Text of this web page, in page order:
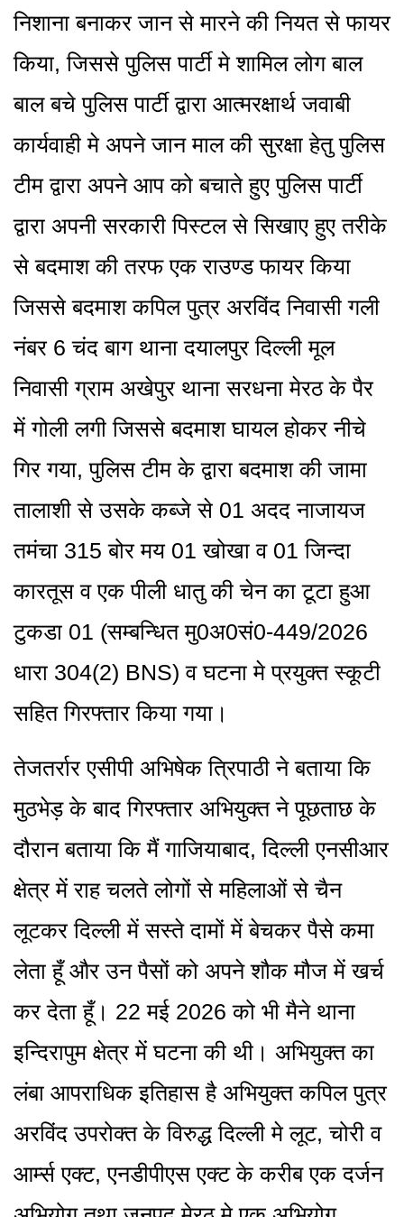
निशाना बनाकर जान से मारने की नियत से फायर
किया, जिससे पुलिस पार्टी मे शामिल लोग बाल
बाल बचे पुलिस पार्टी द्वारा आत्मरक्षार्थ जवाबी
कार्यवाही मे अपने जान माल की सुरक्षा हेतु पुलिस
टीम द्वारा अपने आप को बचाते हुए पुलिस पार्टी
द्वारा अपनी सरकारी पिस्टल से सिखाए हुए तरीके
से बदमाश की तरफ एक राउण्ड फायर किया
जिससे बदमाश कपिल पुत्र अरविंद निवासी गली
नंबर 6 चंद बाग थाना दयालपुर दिल्ली मूल
निवासी ग्राम अखेपुर थाना सरधना मेरठ के पैर
में गोली लगी जिससे बदमाश घायल होकर नीचे
गिर गया, पुलिस टीम के द्वारा बदमाश की जामा
तालाशी से उसके कब्जे से 01 अदद नाजायज
तमंचा 315 बोर मय 01 खोखा व 01 जिन्दा
कारतूस व एक पीली धातु की चेन का टूटा हुआ
टुकडा 01 (सम्बन्धित मु0अ0सं0-449/2026
धारा 304(2) BNS) व घटना मे प्रयुक्त स्कूटी
सहित गिरफ्तार किया गया।
तेजतर्रार एसीपी अभिषेक त्रिपाठी ने बताया कि
मुठभेड़ के बाद गिरफ्तार अभियुक्त ने पूछताछ के
दौरान बताया कि मैं गाजियाबाद, दिल्ली एनसीआर
क्षेत्र में राह चलते लोगों से महिलाओं से चैन
लूटकर दिल्ली में सस्ते दामों में बेचकर पैसे कमा
लेता हूँ और उन पैसों को अपने शौक मौज में खर्च
कर देता हूँ। 22 मई 2026 को भी मैने थाना
इन्दिरापुम क्षेत्र में घटना की थी। अभियुक्त का
लंबा आपराधिक इतिहास है अभियुक्त कपिल पुत्र
अरविंद उपरोक्त के विरुद्ध दिल्ली मे लूट, चोरी व
आर्म्स एक्ट, एनडीपीएस एक्ट के करीब एक दर्जन